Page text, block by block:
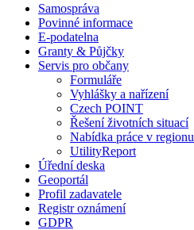
Samospráva
Povinné informace
E-podatelna
Granty & Půjčky
Servis pro občany
Formuláře
Vyhlášky a nařízení
Czech POINT
Řešení životních situací
Nabídka práce v regionu
UtilityReport
Úřední deska
Geoportál
Profil zadavatele
Registr oznámení
GDPR